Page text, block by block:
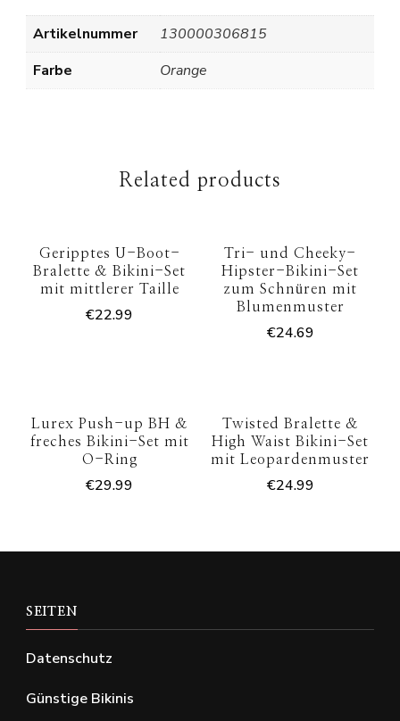
Artikelnummer
130000306815
Farbe
Orange
Related products
Geripptes U-Boot-
Bralette & Bikini-Set
mit mittlerer Taille
€22.99
Tri- und Cheeky-
Hipster-Bikini-Set
zum Schnüren mit
Blumenmuster
€24.69
Lurex Push-up BH &
freches Bikini-Set mit
O-Ring
€29.99
Twisted Bralette &
High Waist Bikini-Set
mit Leopardenmuster
€24.99
SEITEN
Datenschutz
Günstige Bikinis